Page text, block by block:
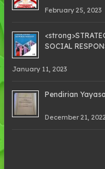
February 25, 2023
SOCIAL
January 11, 2023
Pendirian
December 21, 2022